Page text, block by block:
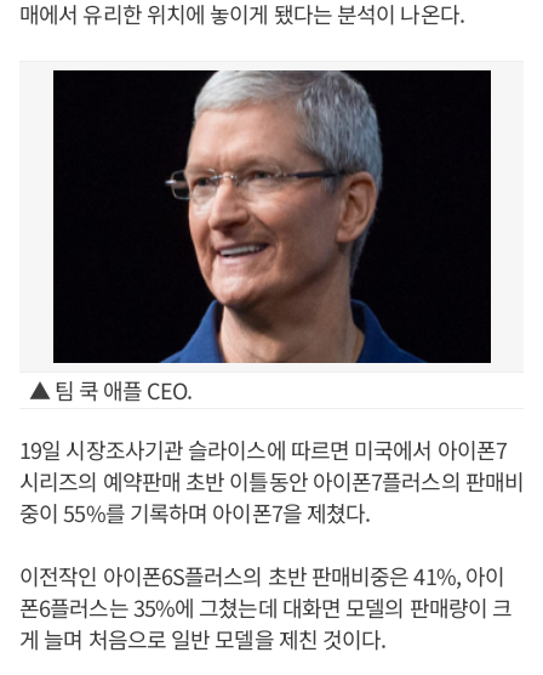
매에서 유리한 위치에 놓이게 됐다는 분석이 나온다.
▲ 팀 쿡 애플 CEO.
19일 시장조사기관 슬라이스에 따르면 미국에서 아이폰7
시리즈의 예약판매 초반 이틀동안 아이폰7플러스의 판매비
중이 55%를 기록하며 아이폰7을 제쳤다.
이전작인 아이폰6S플러스의 초반 판매비중은 41%, 아이
폰6플러스는 35%에 그쳤는데 대화면 모델의 판매량이 크
게 늘며 처음으로 일반 모델을 제친 것이다.